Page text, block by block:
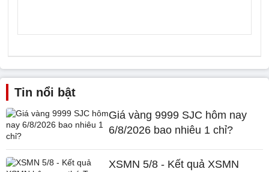
Tin nổi bật
Giá vàng 9999 SJC hôm nay
6/8/2026 bao nhiêu 1 chỉ?
XSMN 5/8 - Kết quả XSMN